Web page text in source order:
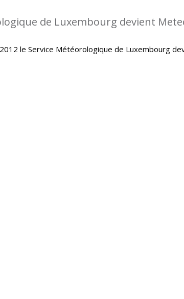
de Luxembourg devient
le Service Météorologique de Luxembourg